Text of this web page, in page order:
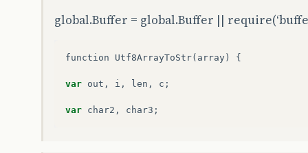
global.Buffer = global.Buffer ||
function Utf8ArrayToStr( array) {
var out , i , len , c ;
var char2 , char3 ;